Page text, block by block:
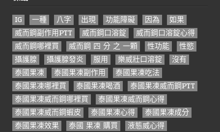
IG 一種 八字 出現 功能障礙 因為
如果
威而鋼副作用PTT
威而鋼口溶錠
威而鋼口溶錠心得
威而鋼哪裡買
威而鋼 四 分 之 一顆 性功能
性慾
攝護腺
攝護腺發炎 服用 樂威壯口溶錠
沒有
泰國果凍
泰國果凍副作用
泰國果凍吃法
泰國果凍哪裡買
泰國果凍喝酒
泰國果凍威而鋼PTT
泰國果凍威而鋼哪裡買
泰國果凍威而鋼心得
泰國果凍威而鋼蝦皮
泰國果凍心得
泰國果凍成分
泰國果凍效果
泰國 果凍 購買
液態威心得